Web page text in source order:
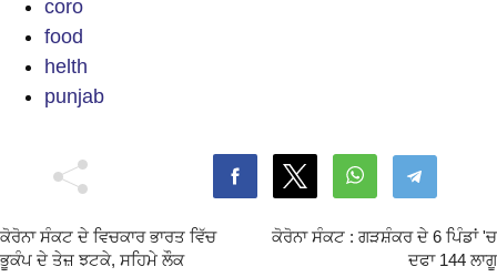
coro
food
helth
punjab
ਕੋਰੋਨਾ ਸੰਕਟ ਦੇ ਵਿਚਕਾਰ ਭਾਰਤ ਵਿੱਚ
ਭੂਕੰਪ ਦੇ ਤੇਜ਼ ਝਟਕੇ, ਸਹਿਮੇ ਲੌਕ
ਕੋਰੋਨਾ ਸੰਕਟ : ਗੜਸ਼ੰਕਰ ਦੇ 6 ਪਿੰਡਾਂ 'ਚ
ਦਫਾ 144 ਲਾਗੂ